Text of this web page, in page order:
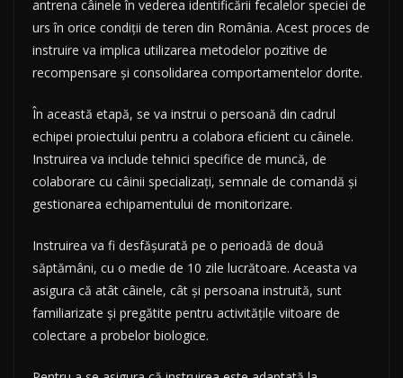
antrena câinele în vederea identificării fecalelor speciei de
urs în orice condiții de teren din România. Acest proces de
instruire va implica utilizarea metodelor pozitive de
recompensare și consolidarea comportamentelor dorite.
În această etapă, se va instrui o persoană din cadrul
echipei proiectului pentru a colabora eficient cu câinele.
Instruirea va include tehnici specifice de muncă, de
colaborare cu câinii specializați, semnale de comandă și
gestionarea echipamentului de monitorizare.
Instruirea va fi desfășurată pe o perioadă de două
săptămâni, cu o medie de 10 zile lucrătoare. Aceasta va
asigura că atât câinele, cât și persoana instruită, sunt
familiarizate și pregătite pentru activitățile viitoare de
colectare a probelor biologice.